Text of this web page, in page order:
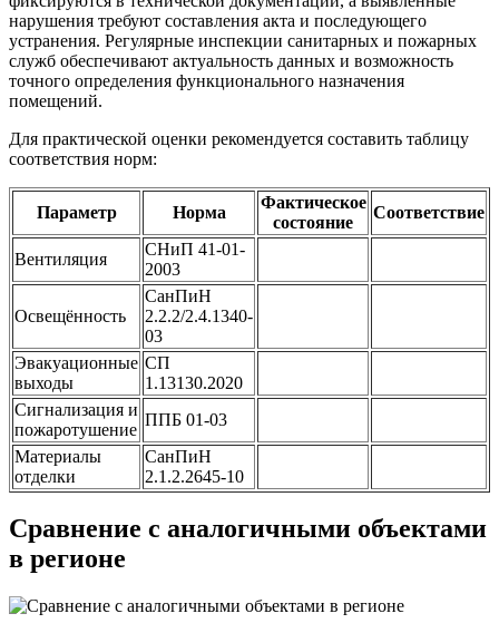
нарушения требуют составления акта и последующего
устранения. Регулярные инспекции санитарных и пожарных
служб обеспечивают актуальность данных и возможность
точного определения функционального назначения
помещений.
Для практической оценки рекомендуется составить таблицу
соответствия норм:
Параметр Норма
Фактическое
состояние
Соответствие
Вентиляция
СНиП 41-01-
2003
Освещённость
СанПиН
2.2.2/2.4.1340-
03
Эвакуационные
выходы
СП
1.13130.2020
Сигнализация и
пожаротушение
ППБ 01-03
Материалы
отделки
СанПиН
2.1.2.2645-10
Сравнение с аналогичными объектами
в регионе